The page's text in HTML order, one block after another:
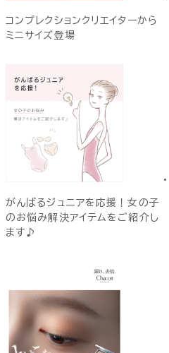
コンプレクションクリエイターから
ミニサイズ登場
がんばるジュニアを応援！女の子
のお悩み解決アイテムをご紹介し
ます♪